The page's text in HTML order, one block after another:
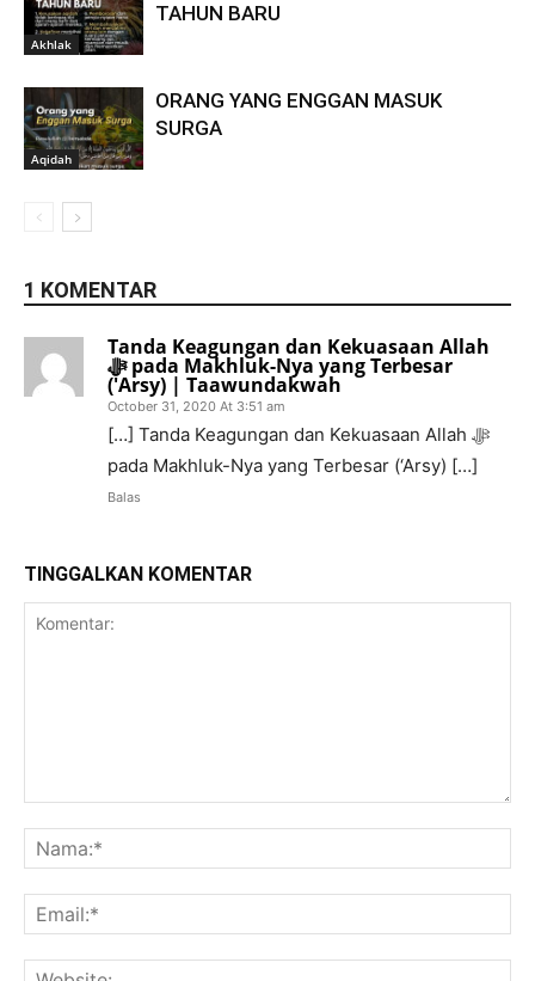
Akhlak
TAHUN BARU
Aqidah
ORANG YANG ENGGAN MASUK
SURGA
1 KOMENTAR
Tanda Keagungan dan Kekuasaan Allah
ﷻ pada Makhluk-Nya yang Terbesar
('Arsy) | Taawundakwah
October 31, 2020 At 3:51 am
[…] Tanda Keagungan dan Kekuasaan Allah ﷻ
pada Makhluk-Nya yang Terbesar (‘Arsy) […]
Balas
TINGGALKAN KOMENTAR